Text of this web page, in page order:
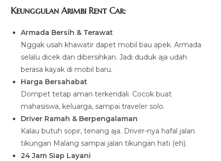
Keunggulan Arimbi Rent Car:
Armada Bersih & Terawat
Nggak usah khawatir dapet mobil bau apek. Armada
selalu dicek dan dibersihkan. Jadi duduk aja udah
berasa kayak di mobil baru.
Harga Bersahabat
Dompet tetap aman terkendali. Cocok buat
mahasiswa, keluarga, sampai traveler solo.
Driver Ramah & Berpengalaman
Kalau butuh sopir, tenang aja. Driver-nya hafal jalan
tikungan Malang sampai jalan tikungan hati (eh).
24 Jam Siap Layani